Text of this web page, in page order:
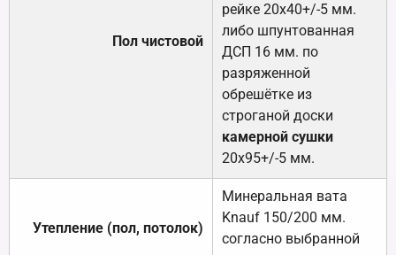
Пол чистовой
рейке 20х40+/-5 мм.
либо шпунтованная
ДСП 16 мм. по
разряженной
обрешётке из
строганой доски
камерной сушки
20х95+/-5 мм.
Утепление (пол, потолок)
Минеральная вата
Knauf 150/200 мм.
согласно выбранной